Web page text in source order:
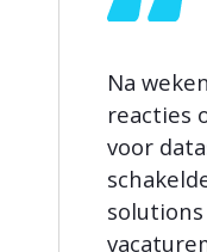
Na
reacties
voor